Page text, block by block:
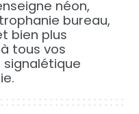
néon,
bureau,
bien plus
tous vos